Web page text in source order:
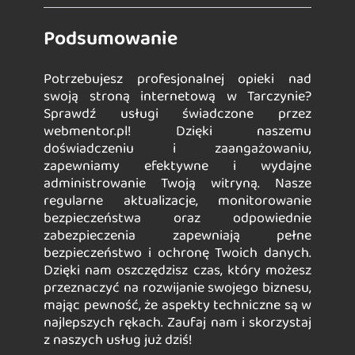
Podsumowanie
Potrzebujesz profesjonalnej opieki nad
swoją stroną internetową w Tarczynie?
Sprawdź usługi świadczone przez
webmentor.pl! Dzięki naszemu
doświadczeniu i zaangażowaniu,
zapewniamy efektywne i wydajne
administrowanie Twoją witryną. Nasze
regularne aktualizacje, monitorowanie
bezpieczeństwa oraz odpowiednie
zabezpieczenia zapewniają pełne
bezpieczeństwo i ochronę Twoich danych.
Dzięki nam oszczędzisz czas, który możesz
przeznaczyć na rozwijanie swojego biznesu,
mając pewność, że aspekty techniczne są w
najlepszych rękach. Zaufaj nam i skorzystaj
z naszych usług już dziś!